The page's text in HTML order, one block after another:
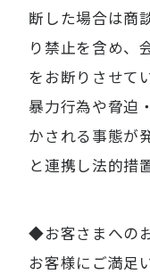
断した場合は商
り禁止を含め、
をお断りさせて
暴力行為や脅迫
かされる事態が
と連携し法的措
◆お客さまへの
お客様にご満足